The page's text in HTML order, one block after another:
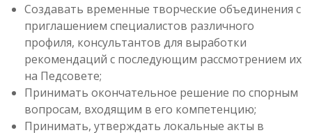
Создавать временные творческие объединения с
приглашением специалистов различного
профиля, консультантов для выработки
рекомендаций с последующим рассмотрением их
на Педсовете;
Принимать окончательное решение по спорным
вопросам, входящим в его компетенцию;
Принимать, утверждать локальные акты в